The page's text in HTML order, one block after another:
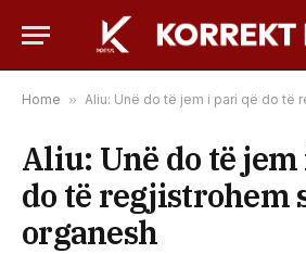
Home » Aliu: Unë do të jem i pari që do të
Aliu: Unë do të
do të regjistrohem
organesh